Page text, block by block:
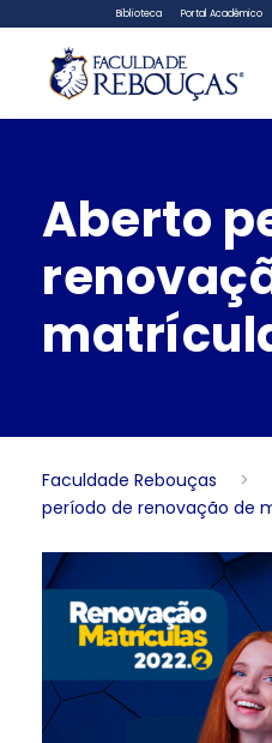
Biblioteca Portal Acadêmico
Aberto
Faculdade Rebouças >
período de renovação de